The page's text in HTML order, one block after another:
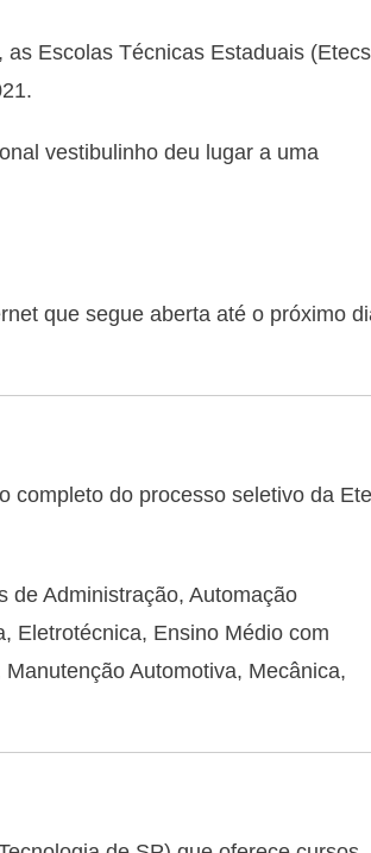
Escolas Técnicas Estaduais
vestibulinho deu lugar a uma
que segue aberta até o próximo
completo do processo seletivo da
de Administração, Automação
Eletrotécnica, Ensino Médio com
Automotiva, Mecânica,